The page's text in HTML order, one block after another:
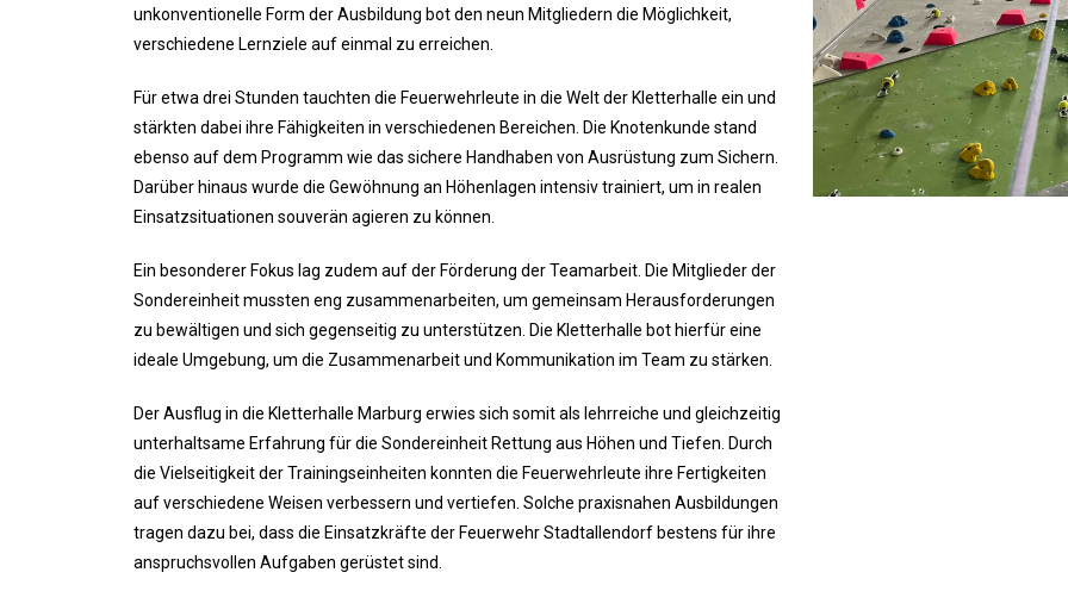
unkonventionelle Form der Ausbildung bot den neun Mitgliedern die Möglichkeit,
verschiedene Lernziele auf einmal zu erreichen.
Für etwa drei Stunden tauchten die Feuerwehrleute in die Welt der Kletterhalle ein und
stärkten dabei ihre Fähigkeiten in verschiedenen Bereichen. Die Knotenkunde stand
ebenso auf dem Programm wie das sichere Handhaben von Ausrüstung zum Sichern.
Darüber hinaus wurde die Gewöhnung an Höhenlagen intensiv trainiert, um in realen
Einsatzsituationen souverän agieren zu können.
Ein besonderer Fokus lag zudem auf der Förderung der Teamarbeit. Die Mitglieder der
Sondereinheit mussten eng zusammenarbeiten, um gemeinsam Herausforderungen
zu bewältigen und sich gegenseitig zu unterstützen. Die Kletterhalle bot hierfür eine
ideale Umgebung, um die Zusammenarbeit und Kommunikation im Team zu stärken.
Der Ausflug in die Kletterhalle Marburg erwies sich somit als lehrreiche und gleichzeitig
unterhaltsame Erfahrung für die Sondereinheit Rettung aus Höhen und Tiefen. Durch
die Vielseitigkeit der Trainingseinheiten konnten die Feuerwehrleute ihre Fertigkeiten
auf verschiedene Weisen verbessern und vertiefen. Solche praxisnahen Ausbildungen
tragen dazu bei, dass die Einsatzkräfte der Feuerwehr Stadtallendorf bestens für ihre
anspruchsvollen Aufgaben gerüstet sind.